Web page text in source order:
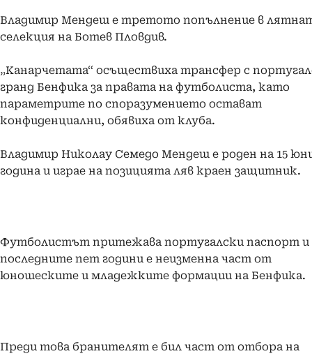
Владимир Мендеш е третото попълнение в
селекция на Ботев Пловдив.
„Канарчетата“ осъществиха трансфер с
гранд Бенфика за правата на футболиста, като
параметрите по споразумението остават
конфиденциални, обявиха от клуба.
Владимир Николау Семедо Мендеш е роден на 15 юни
година и играе на позицията ляв краен защитник.
Футболистът притежава португалски паспорт и
последните пет години е неизменна част от
юношеските и младежките формации на Бенфика.
Преди това бранителят е бил част от отбора на